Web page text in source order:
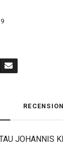
JOHANNIS